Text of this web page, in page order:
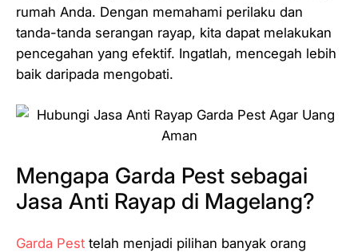
rumah Anda. Dengan memahami perilaku dan
tanda-tanda serangan rayap, kita dapat melakukan
pencegahan yang efektif. Ingatlah, mencegah lebih
baik daripada mengobati.
Mengapa Garda Pest sebagai
Jasa Anti Rayap di Magelang?
Garda Pest telah menjadi pilihan banyak orang